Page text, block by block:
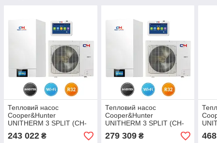
Тепловий насос
Cooper&Hunter
UNITHERM 3 SPLIT (CH-
243 022 ₴
Тепловий насос
Cooper&Hunter
UNITHERM 3 SPLIT (CH-
279 309₴
CH-